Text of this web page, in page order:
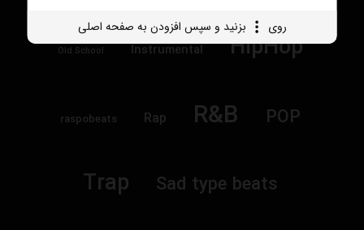
روی بزنید و سپس افزودن به صفحه اصلی
HipHop
Instrumental
Old School
POP
R&B
Rap
raspobeats
Sad type beats
Trap